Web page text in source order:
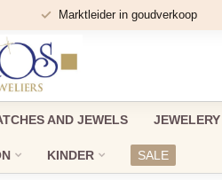
Marktleider in goudverkoop
AND JEWELS JEWELERY
KINDER SALE